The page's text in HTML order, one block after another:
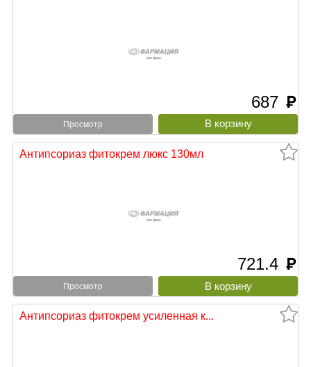
687 руб
Просмотр
Антипсориаз фитокрем люкс 130мл
721.4 руб
Просмотр
Антипсориаз фитокрем усиленная к...